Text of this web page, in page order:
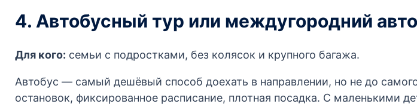
4. Автобусный тур или междугородний
Для кого: семьи с подростками, без колясок и крупного багажа.
Автобус — самый дешёвый способ доехать в направлении, но не до
остановок, фиксированное расписание, плотная посадка. С маленькими